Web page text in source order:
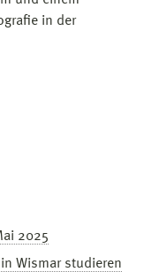
in der
2025
Wismar studieren